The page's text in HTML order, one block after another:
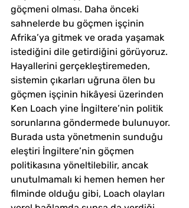
göçmeni olması. Daha önceki
sahnelerde bu göçmen işçinin
Afrika’ya gitmek ve orada yaşamak
istediğini dile getirdiğini görüyoruz.
Hayallerini gerçekleştiremeden,
sistemin çıkarları uğruna ölen bu
göçmen işçinin hikâyesi üzerinden
Ken Loach yine İngiltere’nin politik
sorunlarına göndermede bulunuyor.
Burada usta yönetmenin sunduğu
eleştiri İngiltere’nin göçmen
politikasına yöneltilebilir, ancak
unutulmamalı ki hemen hemen her
filminde olduğu gibi, Loach olayları